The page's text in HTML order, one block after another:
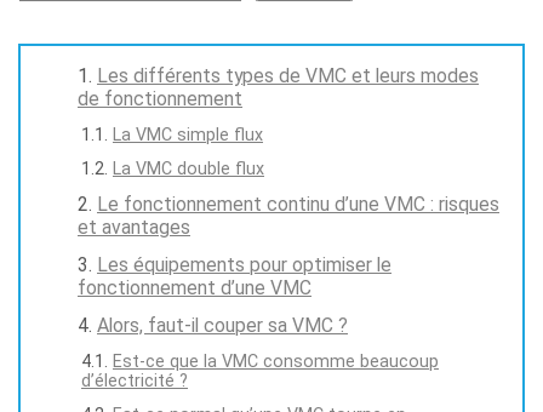
Les différents types de VMC et leurs modes
de fonctionnement
La VMC simple flux
La VMC double flux
Le fonctionnement continu d’une VMC : risques
et avantages
Les équipements pour optimiser le
fonctionnement d’une VMC
Alors, faut-il couper sa VMC ?
Est-ce que la VMC consomme beaucoup
d’électricité ?